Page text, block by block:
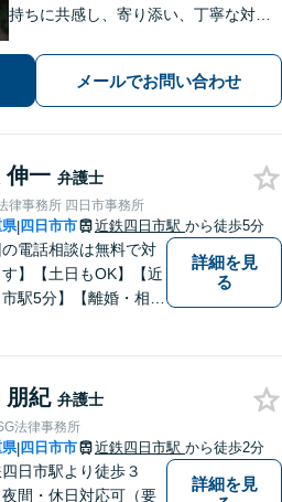
持ちに共感し、寄り添い、丁寧な対応
相続／刑事事件など、幅広く対応【地
域に根ざした弁護士】お気軽にお問い
合わせください。
メールでお問い合わせ
伸一 弁護士
律事務所 四日市事務所
| 四日市市 近鉄四日市駅 から徒歩5分
の電話相談は無料で対
】【土日もOK】【近
駅5分】【離婚・相続
全般】双方ともに納
決を目指します【交
】示談金の増額に向け
詳細を見
る
朋紀 弁護士
法律事務所
| 四日市市 近鉄四日市駅 から徒歩2分
四日市駅より徒歩３
間・休日対応可（要
詳細を見